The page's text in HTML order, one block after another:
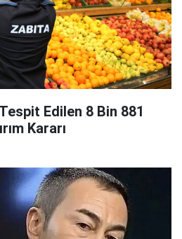
Edilen 8 Bin 881
Kararı